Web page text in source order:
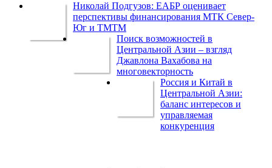
Николай Подгузов: ЕАБР оценивает
перспективы финансирования МТК Север-
Юг и ТМТМ
Поиск возможностей в
Центральной Азии – взгляд
Джавлона Вахабова на
многовекторность
Россия и Китай в
Центральной Азии:
баланс интересов и
управляемая
конкуренция